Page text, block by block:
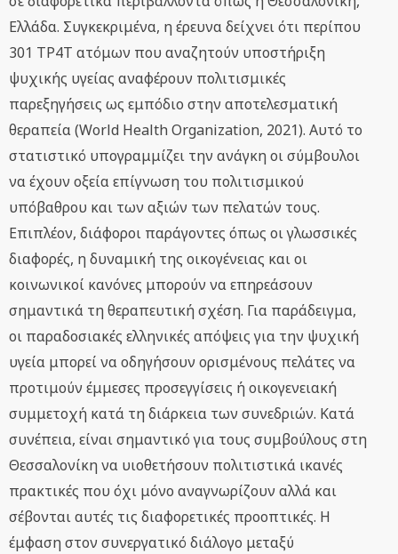
Ελλάδα. Συγκεκριμένα, η έρευνα δείχνει ότι περίπου
301 TP4T ατόμων που αναζητούν υποστήριξη
ψυχικής υγείας αναφέρουν πολιτισμικές
παρεξηγήσεις ως εμπόδιο στην αποτελεσματική
θεραπεία (World Health Organization, 2021). Αυτό το
στατιστικό υπογραμμίζει την ανάγκη οι σύμβουλοι
να έχουν οξεία επίγνωση του πολιτισμικού
υπόβαθρου και των αξιών των πελατών τους.
Επιπλέον, διάφοροι παράγοντες όπως οι γλωσσικές
διαφορές, η δυναμική της οικογένειας και οι
κοινωνικοί κανόνες μπορούν να επηρεάσουν
σημαντικά τη θεραπευτική σχέση. Για παράδειγμα,
οι παραδοσιακές ελληνικές απόψεις για την ψυχική
υγεία μπορεί να οδηγήσουν ορισμένους πελάτες να
προτιμούν έμμεσες προσεγγίσεις ή οικογενειακή
συμμετοχή κατά τη διάρκεια των συνεδριών. Κατά
συνέπεια, είναι σημαντικό για τους συμβούλους στη
Θεσσαλονίκη να υιοθετήσουν πολιτιστικά ικανές
πρακτικές που όχι μόνο αναγνωρίζουν αλλά και
σέβονται αυτές τις διαφορετικές προοπτικές. Η
έμφαση στον συνεργατικό διάλογο μεταξύ